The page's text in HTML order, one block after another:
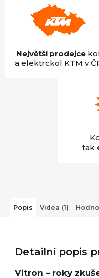
Největší prodejcekol
a elektrokol KTM v
tak
Popis Videa (1)
Detailní popis
Vitron – roky